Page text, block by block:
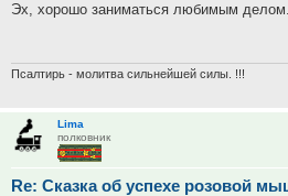
Эх, хорошо заниматься любимым делом.
Псалтирь - молитва сильнейшей силы. !!!
Lima
полковник
Re: Сказка об успехе розовой